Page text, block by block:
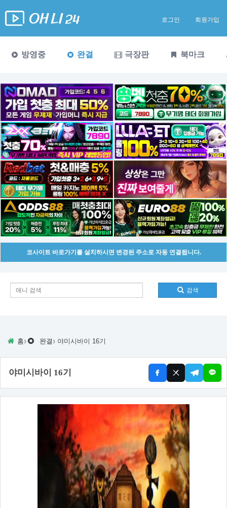
로그인 회원가입
방영중 완결 극장판 북마크
코사이트 바로가기를 설치하시면 변경된 주소로 자동 연결됩니다.
검색
홈› 완결 › 야미시바이 16기
야미시바이 16기